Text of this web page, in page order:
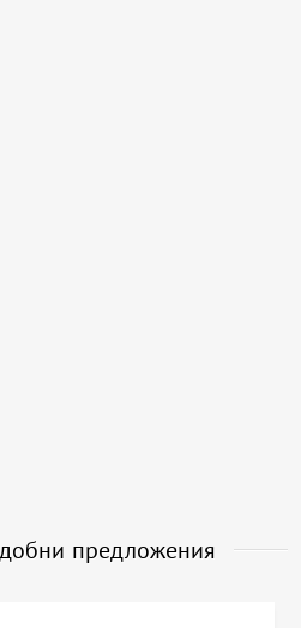
предложения